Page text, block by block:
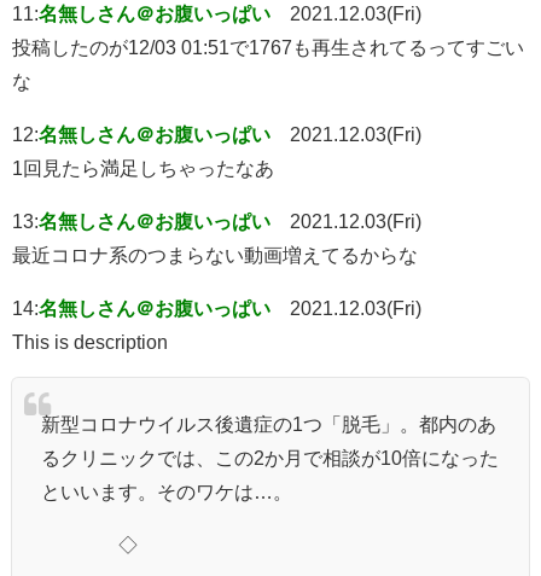
11:名無しさん＠お腹いっぱい
2021.12.03(Fri)
投稿したのが12/03 01:51で1767も再生されてるってすごい
な
12:名無しさん＠お腹いっぱい
2021.12.03(Fri)
1回見たら満足しちゃったなあ
13:名無しさん＠お腹いっぱい
2021.12.03(Fri)
最近コロナ系のつまらない動画増えてるからな
14:名無しさん＠お腹いっぱい
2021.12.03(Fri)
This is description
新型コロナウイルス後遺症の1つ「脱毛」。都内のあ
るクリニックでは、この2か月で相談が10倍になった
といいます。そのワケは…。
◇